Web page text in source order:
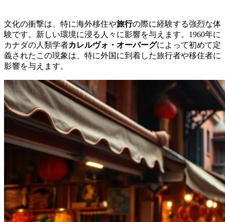
文化の衝撃は、特に海外移住や旅行の際に経験する強烈な体
験です。新しい環境に浸る人々に影響を与えます。1960年に
カナダの人類学者カレルヴォ・オーバーグによって初めて定
義されたこの現象は、特に外国に到着した旅行者や移住者に
影響を与えます。